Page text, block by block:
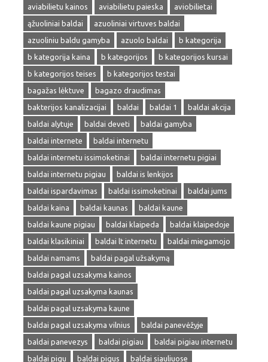
aviabilietu kainos
aviabilietu paieska
aviobilietai
ąžuoliniai baldai
azuoliniai virtuves baldai
azuoliniu baldu gamyba
azuolo baldai
b kategorija
b kategorija kaina
b kategorijos
b kategorijos kursai
b kategorijos teises
b kategorijos testai
bagažas lėktuve
bagazo draudimas
bakterijos kanalizacijai
baldai baldai 1
baldai akcija
baldai alytuje
baldai deveti
baldai gamyba
baldai internete
baldai internetu
baldai internetu issimoketinai
baldai internetu pigiai
baldai internetu pigiau
baldai is lenkijos
baldai ispardavimas
baldai issimoketinai
baldai jums
baldai kaina
baldai kaunas
baldai kaune
baldai kaune pigiau
baldai klaipeda
baldai klaipedoje
baldai klasikiniai
baldai lt internetu
baldai miegamojo
baldai namams
baldai pagal užsakymą
baldai pagal uzsakyma kainos
baldai pagal uzsakyma kaunas
baldai pagal uzsakyma kaune
baldai pagal uzsakyma vilnius
baldai panevėžyje
baldai panevezys
baldai pigiau
baldai pigiau internetu
baldai pigu
baldai pigus baldai siauliuose